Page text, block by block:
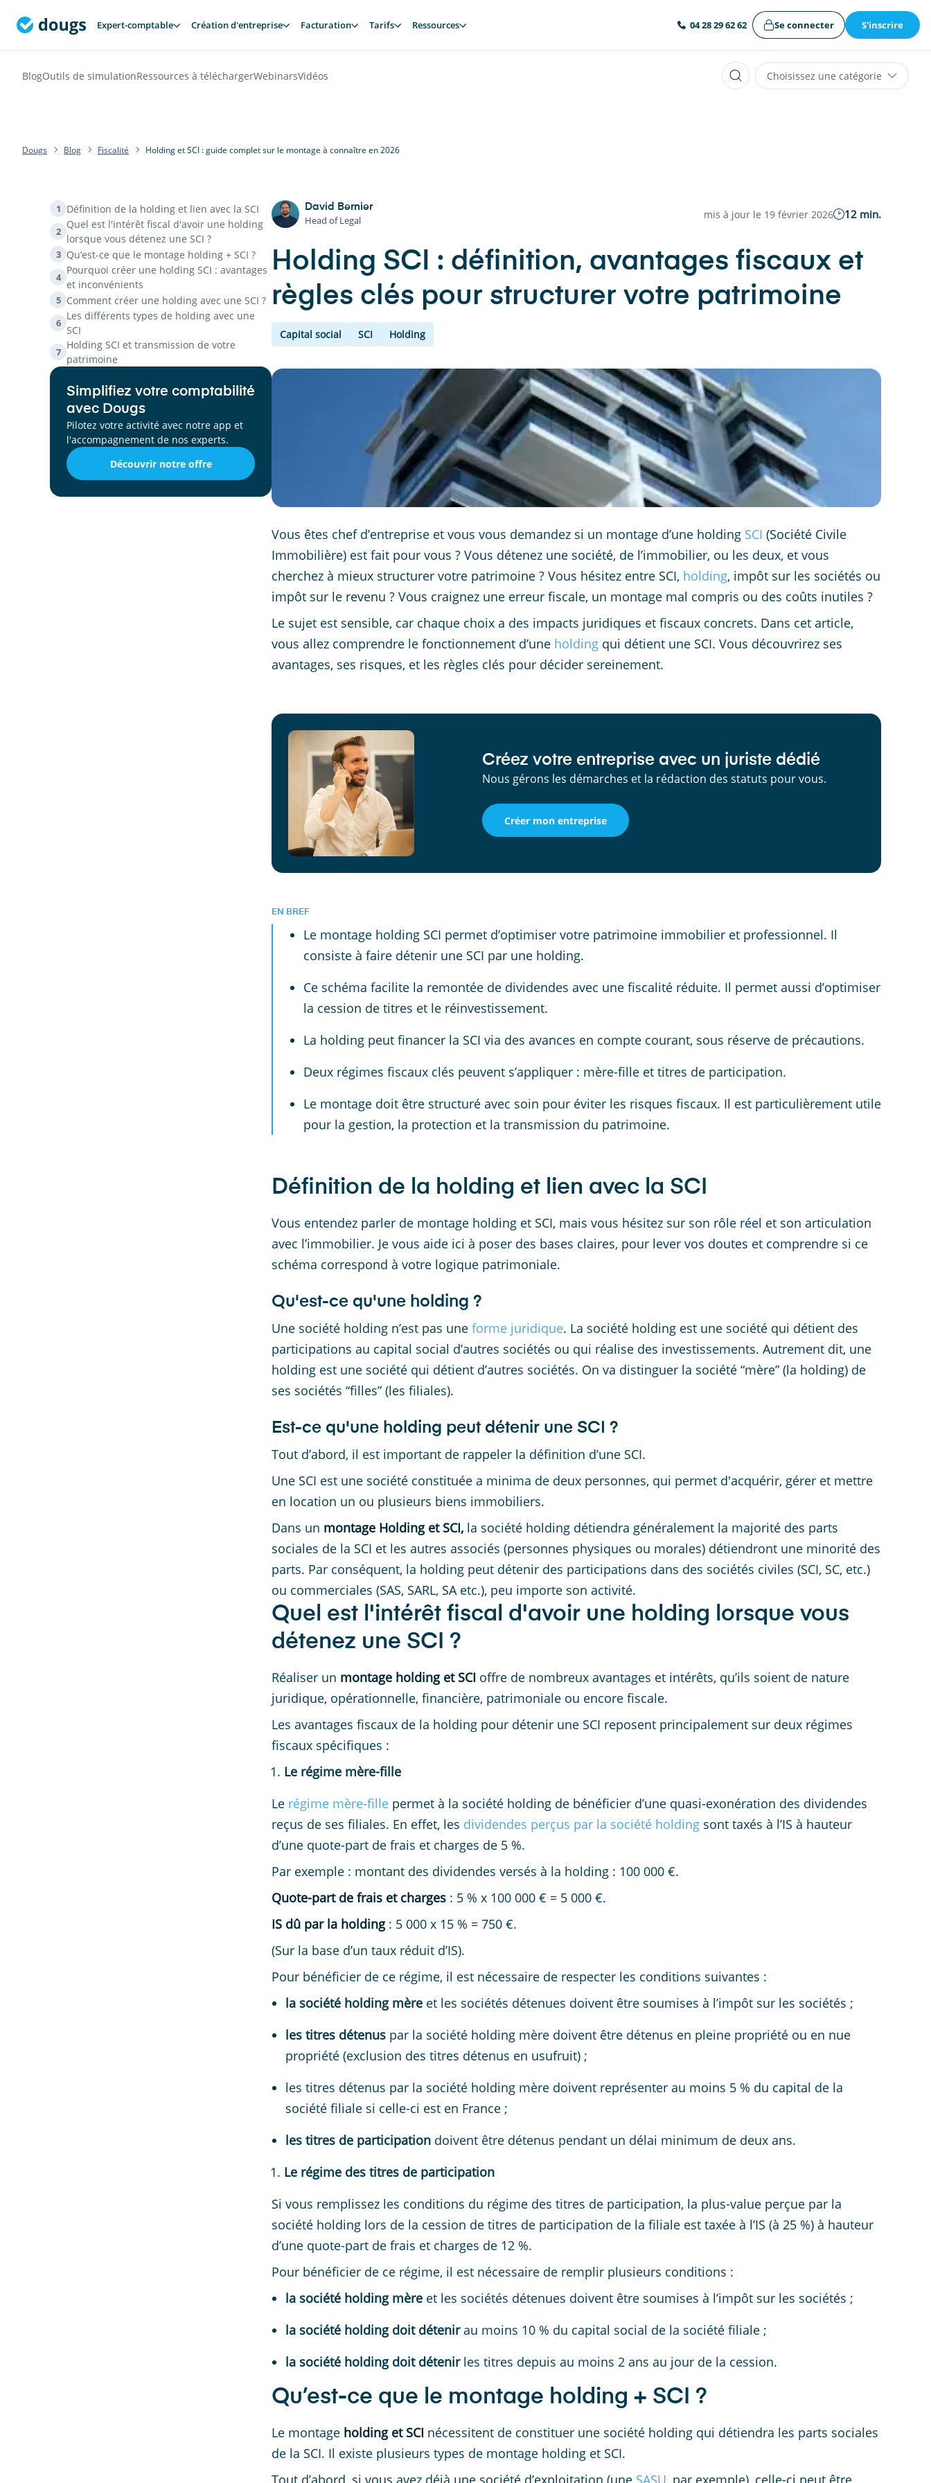
Expert-comptable Création d'entreprise Facturation Tarifs Ressources 04 28 29 62 62 Se connecter S'inscrire
BlogOutils de simulationRessources à téléchargerWebinarsVidéos Choisissez une catégorie
Dougs Blog Fiscalité Holding et SCI : guide complet sur le montage à connaître en 2026
1 Définition de la holding et lien avec la SCI
2
Quel est l'intérêt fiscal d'avoir une holding
lorsque vous détenez une SCI ?
3 Qu’est-ce que le montage holding + SCI ?
4
Pourquoi créer une holding SCI : avantages
et inconvénients
5 Comment créer une holding avec une SCI ?
6
Les différents types de holding avec une
SCI
7
Holding SCI et transmission de votre
patrimoine
Simplifiez votre comptabilité
avec Dougs
Pilotez votre activité avec notre app et
l'accompagnement de nos experts.
Découvrir notre offre
David Bernier
Head of Legal mis à jour le 19 février 2026 12 min.
Holding SCI : définition, avantages fiscaux et
règles clés pour structurer votre patrimoine
Capital social SCI Holding
Vous êtes chef d’entreprise et vous vous demandez si un montage d’une holding SCI (Société Civile
Immobilière) est fait pour vous ? Vous détenez une société, de l’immobilier, ou les deux, et vous
cherchez à mieux structurer votre patrimoine ? Vous hésitez entre SCI, holding, impôt sur les sociétés ou
impôt sur le revenu ? Vous craignez une erreur fiscale, un montage mal compris ou des coûts inutiles ?
Le sujet est sensible, car chaque choix a des impacts juridiques et fiscaux concrets. Dans cet article,
vous allez comprendre le fonctionnement d’une holding qui détient une SCI. Vous découvrirez ses
avantages, ses risques, et les règles clés pour décider sereinement.
Créez votre entreprise avec un juriste dédié
Nous gérons les démarches et la rédaction des statuts pour vous.
Créer mon entreprise
EN BREF
Le montage holding SCI permet d’optimiser votre patrimoine immobilier et professionnel. Il
consiste à faire détenir une SCI par une holding.
Ce schéma facilite la remontée de dividendes avec une fiscalité réduite. Il permet aussi d’optimiser
la cession de titres et le réinvestissement.
La holding peut financer la SCI via des avances en compte courant, sous réserve de précautions.
Deux régimes fiscaux clés peuvent s’appliquer : mère-fille et titres de participation.
Le montage doit être structuré avec soin pour éviter les risques fiscaux. Il est particulièrement utile
pour la gestion, la protection et la transmission du patrimoine.
Définition de la holding et lien avec la SCI
Vous entendez parler de montage holding et SCI, mais vous hésitez sur son rôle réel et son articulation
avec l’immobilier. Je vous aide ici à poser des bases claires, pour lever vos doutes et comprendre si ce
schéma correspond à votre logique patrimoniale.
Qu'est-ce qu'une holding ?
Une société holding n’est pas une forme juridique. La société holding est une société qui détient des
participations au capital social d’autres sociétés ou qui réalise des investissements. Autrement dit, une
holding est une société qui détient d’autres sociétés. On va distinguer la société “mère” (la holding) de
ses sociétés “filles” (les filiales).
Est-ce qu'une holding peut détenir une SCI ?
Tout d’abord, il est important de rappeler la définition d’une SCI.
Une SCI est une société constituée a minima de deux personnes, qui permet d'acquérir, gérer et mettre
en location un ou plusieurs biens immobiliers.
Dans un montage Holding et SCI, la société holding détiendra généralement la majorité des parts
sociales de la SCI et les autres associés (personnes physiques ou morales) détiendront une minorité des
parts. Par conséquent, la holding peut détenir des participations dans des sociétés civiles (SCI, SC, etc.)
ou commerciales (SAS, SARL, SA etc.), peu importe son activité.
Quel est l'intérêt fiscal d'avoir une holding lorsque vous
détenez une SCI ?
Réaliser un montage holding et SCI offre de nombreux avantages et intérêts, qu’ils soient de nature
juridique, opérationnelle, financière, patrimoniale ou encore fiscale.
Les avantages fiscaux de la holding pour détenir une SCI reposent principalement sur deux régimes
fiscaux spécifiques :
Le régime mère-fille
Le régime mère-fille permet à la société holding de bénéficier d’une quasi-exonération des dividendes
reçus de ses filiales. En effet, les dividendes perçus par la société holding sont taxés à l’IS à hauteur
d’une quote-part de frais et charges de 5 %.
Par exemple : montant des dividendes versés à la holding : 100 000 €.
Quote-part de frais et charges : 5 % x 100 000 € = 5 000 €.
IS dû par la holding: 5 000 x 15 % = 750 €.
(Sur la base d’un taux réduit d’IS).
Pour bénéficier de ce régime, il est nécessaire de respecter les conditions suivantes :
la société holding mère et les sociétés détenues doivent être soumises à l’impôt sur les sociétés ;
les titres détenus par la société holding mère doivent être détenus en pleine propriété ou en nue
propriété (exclusion des titres détenus en usufruit) ;
les titres détenus par la société holding mère doivent représenter au moins 5 % du capital de la
société filiale si celle-ci est en France ;
les titres de participation doivent être détenus pendant un délai minimum de deux ans.
Le régime des titres de participation
Si vous remplissez les conditions du régime des titres de participation, la plus-value perçue par la
société holding lors de la cession de titres de participation de la filiale est taxée à l’IS (à 25 %) à hauteur
d’une quote-part de frais et charges de 12 %.
Pour bénéficier de ce régime, il est nécessaire de remplir plusieurs conditions :
la société holding mère et les sociétés détenues doivent être soumises à l’impôt sur les sociétés ;
la société holding doit détenirau moins 10 % du capital social de la société filiale ;
la société holding doit détenirles titres depuis au moins 2 ans au jour de la cession.
Qu’est-ce que le montage holding + SCI ?
Le montage holding et SCI nécessitent de constituer une société holding qui détiendra les parts sociales
de la SCI. Il existe plusieurs types de montage holding et SCI.
Tout d’abord, si vous avez déjà une société d’exploitation (une SASU , par exemple), celle-ci peut être